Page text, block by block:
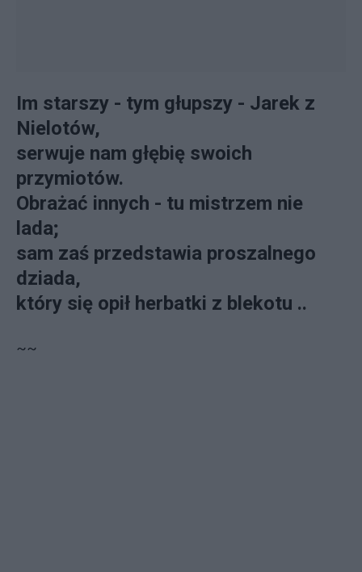
Im starszy - tym głupszy - Jarek z
Nielotów,
serwuje nam głębię swoich
przymiotów.
Obrażać innych - tu mistrzem nie
lada;
sam zaś przedstawia proszalnego
dziada,
który się opił herbatki z blekotu ..
~~